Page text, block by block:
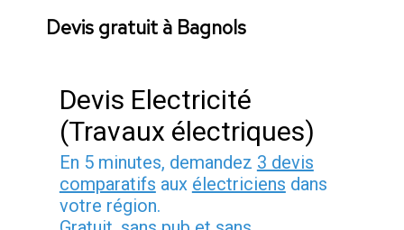
Devis gratuit à Bagnols
Devis Electricité
(Travaux électriques)
En 5 minutes, demandez 3 devis
comparatifs aux électriciens dans
votre région.